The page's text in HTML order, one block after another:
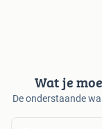
Wat je
De onderstaande